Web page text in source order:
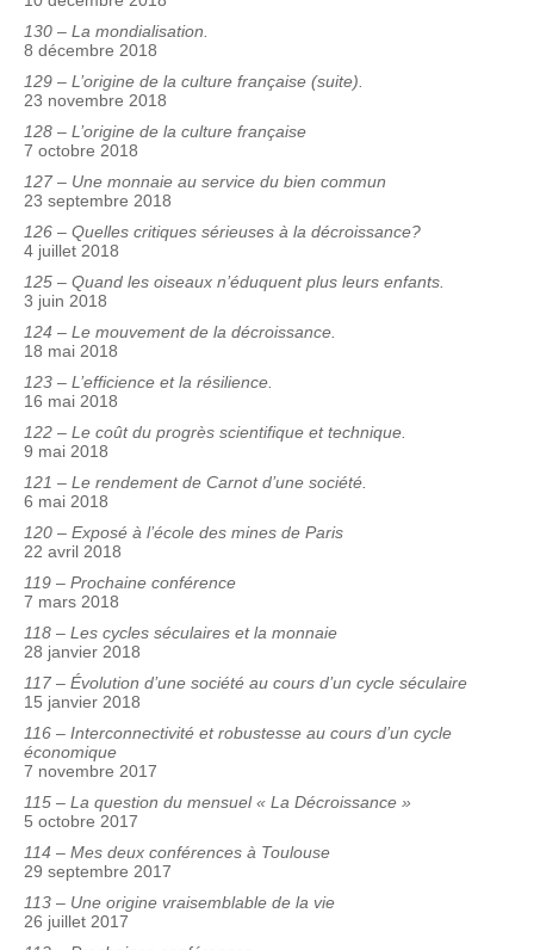
130 – La mondialisation.
8 décembre 2018
129 – L’origine de la culture française (suite).
23 novembre 2018
128 – L’origine de la culture française
7 octobre 2018
127 – Une monnaie au service du bien commun
23 septembre 2018
126 – Quelles critiques sérieuses à la décroissance?
4 juillet 2018
125 – Quand les oiseaux n’éduquent plus leurs enfants.
3 juin 2018
124 – Le mouvement de la décroissance.
18 mai 2018
123 – L’efficience et la résilience.
16 mai 2018
122 – Le coût du progrès scientifique et technique.
9 mai 2018
121 – Le rendement de Carnot d’une société.
6 mai 2018
120 – Exposé à l’école des mines de Paris
22 avril 2018
119 – Prochaine conférence
7 mars 2018
118 – Les cycles séculaires et la monnaie
28 janvier 2018
117 – Évolution d’une société au cours d’un cycle séculaire
15 janvier 2018
116 – Interconnectivité et robustesse au cours d’un cycle
économique
7 novembre 2017
115 – La question du mensuel « La Décroissance »
5 octobre 2017
114 – Mes deux conférences à Toulouse
29 septembre 2017
113 – Une origine vraisemblable de la vie
26 juillet 2017